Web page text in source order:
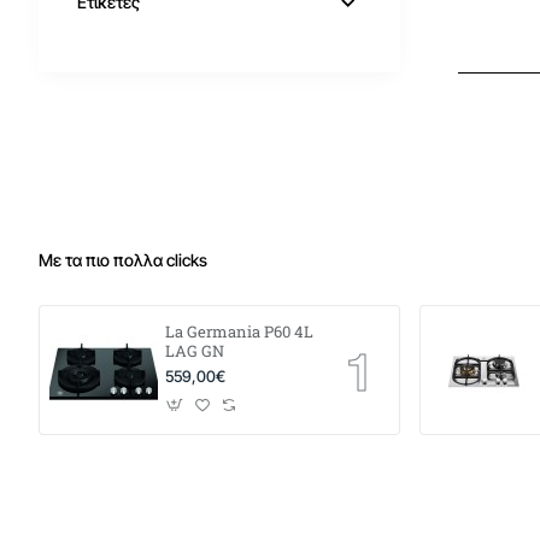
Με τα πιο πολλα clicks
La Germania P60 4L
LAG GN
559,00€